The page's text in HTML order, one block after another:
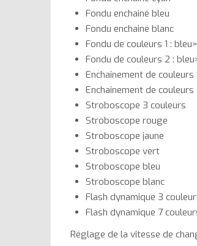
Fondu enchainé bleu
Fondu enchainé blanc
Fondu de couleurs 1 :
Fondu de couleurs 2 :
Enchainement de
Enchainement de
Stroboscope 3 couleurs
Stroboscope rouge
Stroboscope jaune
Stroboscope vert
Stroboscope bleu
Stroboscope blanc
Flash dynamique 3
Flash dynamique 7
Réglage de la vitesse de